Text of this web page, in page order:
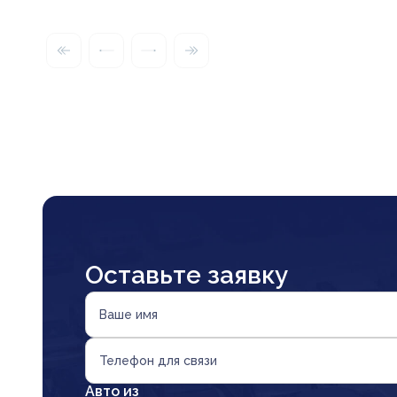
Оставьте заявку
Ваше имя
Телефон для связи
Авто из